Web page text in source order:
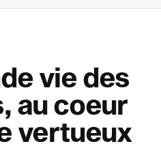
vie des
au coeur
vertueux